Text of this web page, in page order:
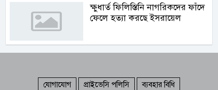
ক্ষুধার্ত ফিলিস্তিনি নাগরিকদের ফাঁদে
ফেলে হত্যা করছে ইসরায়েল
যোগাযোগ প্রাইভেসি পলিসি ব্যবহার বিধি